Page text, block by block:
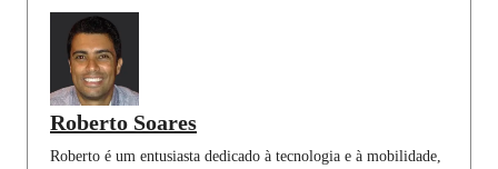
Roberto Soares
Roberto é um entusiasta dedicado à tecnologia e à mobilidade,